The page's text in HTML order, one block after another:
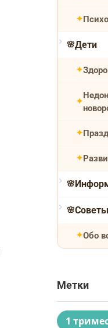
Дети
Советы
Обо
Метки
1